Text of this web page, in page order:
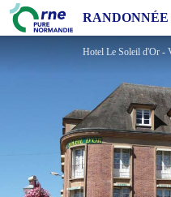
Hôtel le Soleil d'Or
Hotel Le Soleil d'Or -